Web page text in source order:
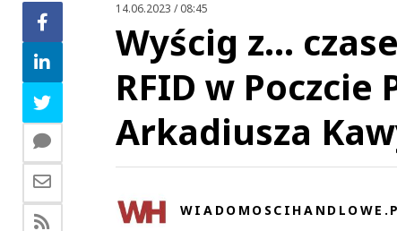
14.06.2023 / 08:45
Wyścig z...
RFID w
Arkadiusza